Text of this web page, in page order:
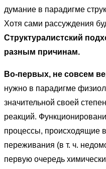
думание в парадигме
Хотя сами рассуждения
Структуралистский
разным причинам.
Во-первых, не совсем
нужно в парадигме
значительной своей
реакций.
процессы, происходящие
переживания (в т. ч.
первую очередь